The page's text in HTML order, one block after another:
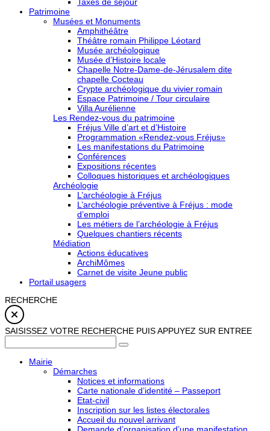
Patrimoine
Musées et Monuments
Amphithéâtre
Théâtre romain Philippe Léotard
Musée archéologique
Musée d’Histoire locale
Chapelle Notre-Dame-de-Jérusalem dite
chapelle Cocteau
Crypte archéologique du vivier romain
Espace Patrimoine / Tour circulaire
Villa Aurélienne
Les Rendez-vous du patrimoine
Fréjus Ville d’art et d’Histoire
Programmation «Rendez-vous Fréjus»
Les manifestations du Patrimoine
Conférences
Expositions récentes
Colloques historiques et archéologiques
Archéologie
L’archéologie à Fréjus
L’archéologie préventive à Fréjus : mode
d’emploi
Les métiers de l’archéologie à Fréjus
Quelques chantiers récents
Médiation
Actions éducatives
ArchiMômes
Carnet de visite Jeune public
Portail usagers
RECHERCHE
SAISISSEZ VOTRE RECHERCHE PUIS APPUYEZ SUR ENTREE
Mairie
Démarches
Notices et informations
Carte nationale d’identité – Passeport
Etat-civil
Inscription sur les listes électorales
Accueil du nouvel arrivant